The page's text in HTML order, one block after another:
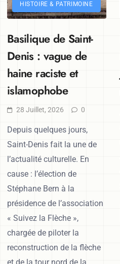
HISTOIRE & PATRIMOINE
Basilique de Saint-
Denis : vague de
haine raciste et
islamophobe
28 Juillet, 2026 0
Depuis quelques jours,
Saint-Denis fait la une de
l’actualité culturelle. En
cause : l’élection de
Stéphane Bern à la
présidence de l’association
« Suivez la Flèche »,
chargée de piloter la
reconstruction de la flèche